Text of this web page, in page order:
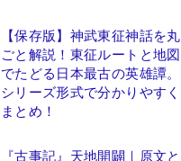
【保存版】神武東征神話を丸
ごと解説！東征ルートと地図
でたどる日本最古の英雄譚。
シリーズ形式で分かりやすく
まとめ！
『古事記』天地開闢｜原文と